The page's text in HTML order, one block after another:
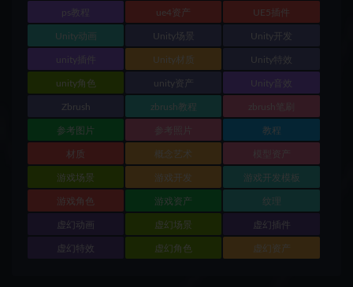
ps教程 ue4资产 UE5插件
Unity动画 Unity场景 Unity开发
unity插件 Unity材质 Unity特效
unity角色 unity资产 Unity音效
Zbrush zbrush教程 zbrush笔刷
参考图片 参考照片 教程
材质 概念艺术 模型资产
游戏场景 游戏开发 游戏开发模板
游戏角色 游戏资产 纹理
虚幻动画 虚幻场景 虚幻插件
虚幻特效 虚幻角色 虚幻资产